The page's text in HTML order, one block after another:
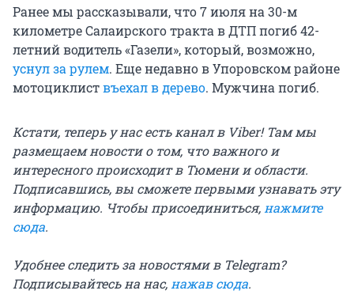
Ранее мы рассказывали, что 7 июля на 30-м
километре Салаирского тракта в ДТП погиб 42-
летний водитель «Газели», который, возможно,
уснул за рулем. Еще недавно в Упоровском районе
мотоциклиствъехал в дерево. Мужчина погиб.
Кстати, теперь у нас есть канал в Viber! Там мы
размещаем новости о том, что важного и
интересного происходит в Тюмени и области.
Подписавшись, вы сможете первыми узнавать эту
информацию. Чтобы присоединиться,нажмите
сюда.
Удобнее следить за новостями в Telegram?
Подписывайтесь на нас,нажав сюда.